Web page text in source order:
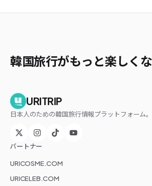
韓国旅行がもっと楽しくな
URITRIP
日本人のための韓国旅行情報プラットフォーム。
パートナー
URICOSME.COM
URICELEB.COM